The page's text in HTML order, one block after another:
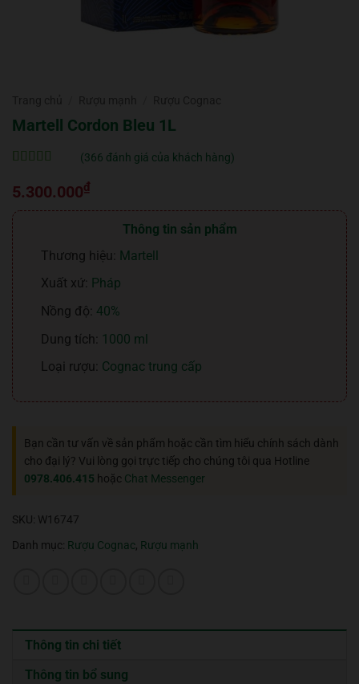
Martell Cordon Bleu 1L
trênđánh
giá
(366 đánh giá của khách hàng)
5.300.000₫
Thông tin sản phẩm
Thương hiệu: Martell
Xuất xứ: Pháp
Nồng độ: 40%
Dung tích:
1000 ml
Loại rượu: Cognac trung cấp
Bạn cần tư vấn về sản phẩm hoặc cần tìm hiểu chính sách dành
cho đại lý? Vui lòng gọi trực tiếp cho chúng tôi qua Hotline
0978.406.415 hoặc Chat Messenger
SKU: W16747
Danh mục: Rượu Cognac, Rượu mạnh
Thông tin chi tiết
Thông tin bổ sung